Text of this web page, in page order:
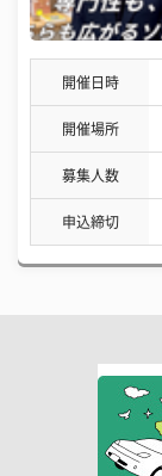
開催日時
開催場所
募集人数
申込締切